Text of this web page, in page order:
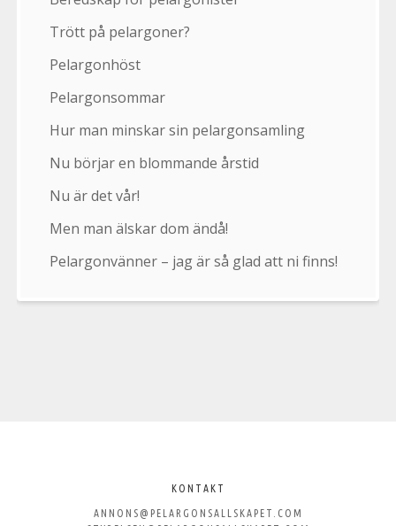
Trött på pelargoner?
Pelargonhöst
Pelargonsommar
Hur man minskar sin pelargonsamling
Nu börjar en blommande årstid
Nu är det vår!
Men man älskar dom ändå!
Pelargonvänner – jag är så glad att ni finns!
KONTAKT
ANNONS@PELARGONSALLSKAPET.COM